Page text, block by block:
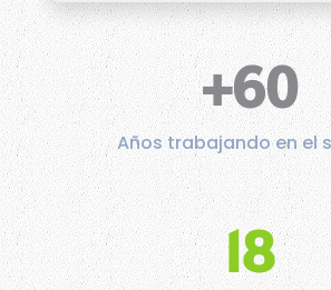
+60
Años trabajando en el
18